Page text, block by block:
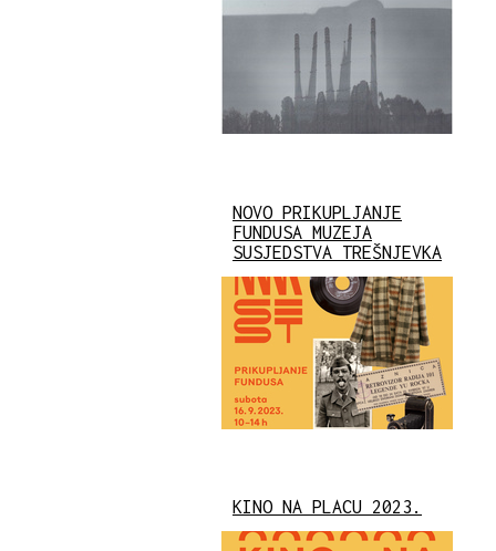
NOVO PRIKUPLJANJE
FUNDUSA MUZEJA
SUSJEDSTVA TREŠNJEVKA
KINO NA PLACU 2023.